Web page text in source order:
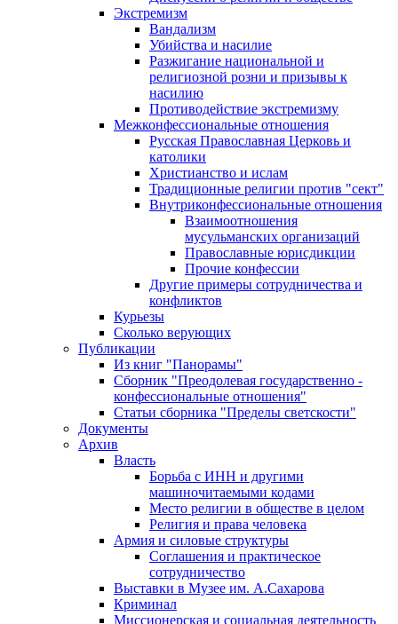
Экстремизм
Вандализм
Убийства и насилие
Разжигание национальной и
религиозной розни и призывы к
насилию
Противодействие экстремизму
Межконфессиональные отношения
Русская Православная Церковь и
католики
Христианство и ислам
Традиционные религии против "сект"
Внутриконфессиональные отношения
Взаимоотношения
мусульманских организаций
Православные юрисдикции
Прочие конфессии
Другие примеры сотрудничества и
конфликтов
Курьезы
Сколько верующих
Публикации
Из книг "Панорамы"
Сборник "Преодолевая государственно -
конфессиональные отношения"
Статьи сборника "Пределы светскости"
Документы
Архив
Власть
Борьба с ИНН и другими
машиночитаемыми кодами
Место религии в обществе в целом
Религия и права человека
Армия и силовые структуры
Соглашения и практическое
сотрудничество
Выставки в Музее им. А.Сахарова
Криминал
Миссионерская и социальная деятельность